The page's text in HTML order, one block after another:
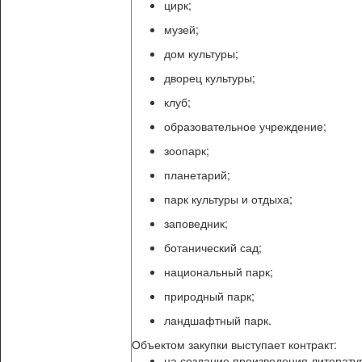
цирк;
музей;
дом культуры;
дворец культуры;
клуб;
образовательное учреждение;
зоопарк;
планетарий;
парк культуры и отдыха;
заповедник;
ботанический сад;
национальный парк;
природный парк;
ландшафтный парк.
Объектом закупки выступает контракт: